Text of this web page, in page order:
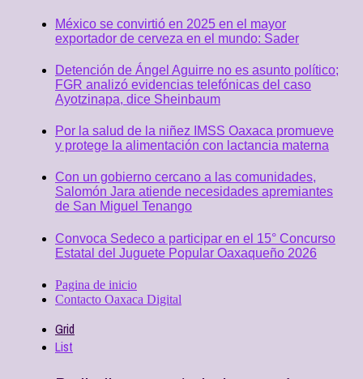
México se convirtió en 2025 en el mayor
exportador de cerveza en el mundo: Sader
Detención de Ángel Aguirre no es asunto político;
FGR analizó evidencias telefónicas del caso
Ayotzinapa, dice Sheinbaum
Por la salud de la niñez IMSS Oaxaca promueve
y protege la alimentación con lactancia materna
Con un gobierno cercano a las comunidades,
Salomón Jara atiende necesidades apremiantes
de San Miguel Tenango
Convoca Sedeco a participar en el 15° Concurso
Estatal del Juguete Popular Oaxaqueño 2026
Pagina de inicio
Contacto Oaxaca Digital
Grid
List